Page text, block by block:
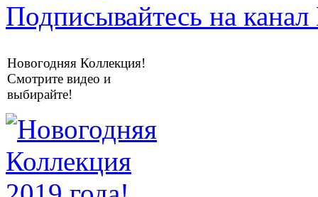
Подписывайтесь на
Новогодняя Коллекция!
Смотрите видео и
выбирайте!